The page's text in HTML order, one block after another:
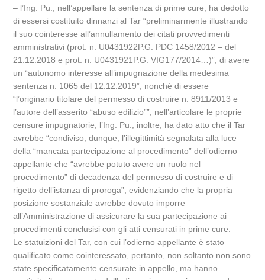
– l’Ing. Pu., nell’appellare la sentenza di prime cure, ha dedotto
di essersi costituito dinnanzi al Tar “preliminarmente illustrando
il suo cointeresse all’annullamento dei citati provvedimenti
amministrativi (prot. n. U0431922P.G. PDC 1458/2012 – del
21.12.2018 e prot. n. U0431921P.G. VIG177/2014…)”, di avere
un “autonomo interesse all’impugnazione della medesima
sentenza n. 1065 del 12.12.2019”, nonché di essere
“l’originario titolare del permesso di costruire n. 8911/2013 e
l’autore dell’asserito “abuso edilizio””; nell’articolare le proprie
censure impugnatorie, l’Ing. Pu., inoltre, ha dato atto che il Tar
avrebbe “condiviso, dunque, l’illegittimità segnalata alla luce
della “mancata partecipazione al procedimento” dell’odierno
appellante che “avrebbe potuto avere un ruolo nel
procedimento” di decadenza del permesso di costruire e di
rigetto dell’istanza di proroga”, evidenziando che la propria
posizione sostanziale avrebbe dovuto imporre
all’Amministrazione di assicurare la sua partecipazione ai
procedimenti conclusisi con gli atti censurati in prime cure.
Le statuizioni del Tar, con cui l’odierno appellante è stato
qualificato come cointeressato, pertanto, non soltanto non sono
state specificatamente censurate in appello, ma hanno